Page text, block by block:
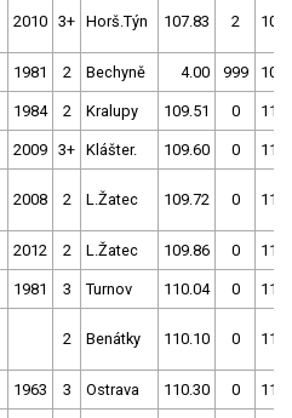
2010 3+ Horš.Týn 107.83 2
1981 2 Bechyně 4.00 999
1984 2 Kralupy 109.51 0
2009 3+ Klášter. 109.60 0
2008 2 L.Žatec 109.72 0
2012 2 L.Žatec 109.86 0
1981 3 Turnov 110.04 0
2 Benátky 110.10 0
1963 3 Ostrava 110.30 0